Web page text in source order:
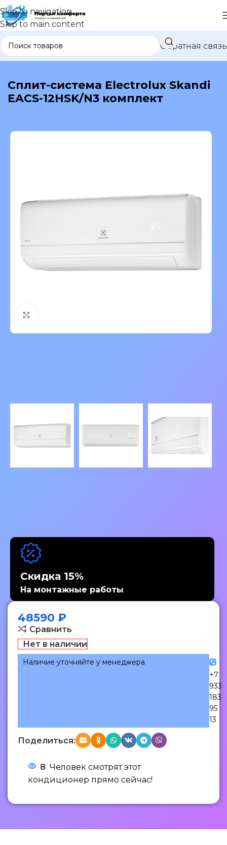
Skip to navigation
Skip to main content
Обратная связь
В каталог
Сплит-система Electrolux Skandi
EACS-12HSK/N3 комплект
Скидка 15%
На монтажные работы
48590 ₽
Сравнить
Нет в наличии
Наличие уточняйте у менеджера
+7
933
183
95
13
Поделиться:
8 Человек смотрят этот
кондиционер прямо сейчас!